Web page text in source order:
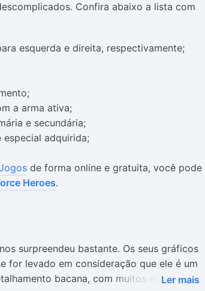
Confira abaixo a lista com
esquerda e direita, respectivamente;
a arma ativa;
e secundária;
adquirida;
de forma online e gratuita, você pode
Heroes.
surpreendeu bastante. Os seus gráficos
for levado em consideração que ele é um
bacana, com muitos elementos e
Ler mais